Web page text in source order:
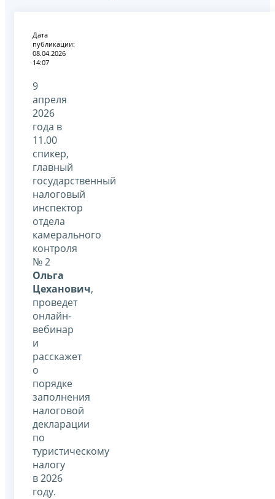
Дата
публикации:
08.04.2026
14:07
9
апреля
2026
года в
11.00
спикер,
главный
государственный
налоговый
инспектор
отдела
камерального
контроля
№ 2
Ольга
Цеханович,
проведет
онлайн-
вебинар
и
расскажет
о
порядке
заполнения
налоговой
декларации
по
туристическому
налогу
в 2026
году.